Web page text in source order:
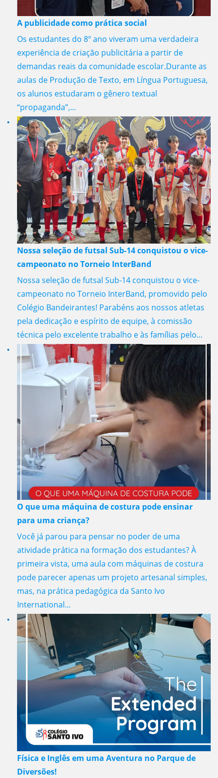
A publicidade como prática social
Os estudantes do 8º ano viveram uma verdadeira
experiência de criação publicitária a partir de
demandas reais da comunidade escolar.Durante as
aulas de Produção de Texto, em Língua Portuguesa,
os alunos estudaram o gênero textual
“propaganda”,...
Nossa seleção de futsal Sub-14 conquistou o vice-
campeonato no Torneio InterBand
Nossa seleção de futsal Sub-14 conquistou o vice-
campeonato no Torneio InterBand, promovido pelo
Colégio Bandeirantes! Parabéns aos nossos atletas
pela dedicação e espírito de equipe, à comissão
técnica pelo excelente trabalho e às famílias pelo...
O que uma máquina de costura pode ensinar
para uma criança?
Você já parou para pensar no poder de uma
atividade prática na formação dos estudantes? À
primeira vista, uma aula com máquinas de costura
pode parecer apenas um projeto artesanal simples,
mas, na prática pedagógica da Santo Ivo
International...
Física e Inglês em uma Aventura no Parque de
Diversões!